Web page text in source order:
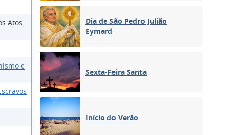
Atos
e
Dia de São Pedro Julião
Eymard
Sexta-Feira Santa
Início do Verão